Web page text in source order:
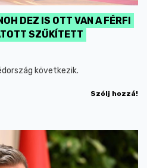
DEZ IS OTT VAN A FÉRFI
SZŰKÍTETT
következik.
Szólj hozzá!